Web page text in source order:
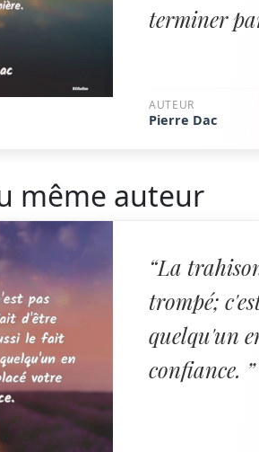
terminer
AUTEUR
Pierre Dac
même auteur
“La
trompé;
quelqu'un
confiance. ”